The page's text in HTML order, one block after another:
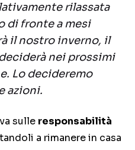
rilassata
di fronte a mesi
il nostro inverno, il
nei prossimi
Lo decideremo
azioni.
sulle responsabilità
a rimanere in casa